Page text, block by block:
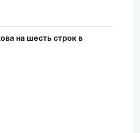
на шесть строк в